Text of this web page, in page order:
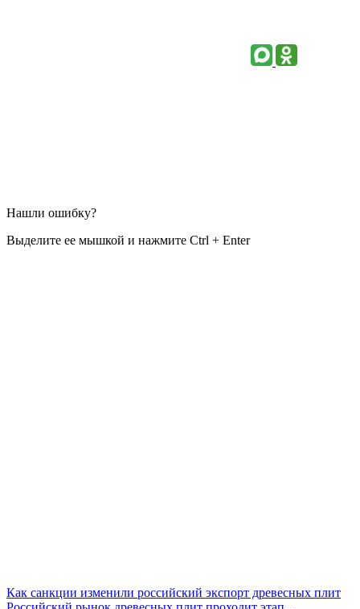
Нашли ошибку?
Выделите ее мышкой и нажмите Ctrl + Enter
Как санкции изменили российский экспорт древесных плит